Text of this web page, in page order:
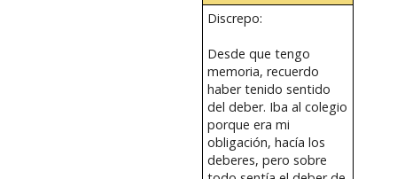
Discrepo:
Desde que tengo
memoria, recuerdo
haber tenido sentido
del deber. Iba al colegio
porque era mi
obligación, hacía los
deberes, pero sobre